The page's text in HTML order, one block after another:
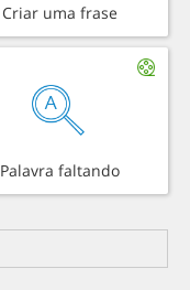
Criar uma frase
Palavra faltando